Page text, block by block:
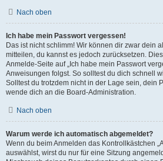
Nach oben
Ich habe mein Passwort vergessen!
Das ist nicht schlimm! Wir können dir zwar dein
mitteilen, du kannst es jedoch zurücksetzen.
Anmelde-Seite auf „Ich habe mein Passwort
Anweisungen folgst. So solltest du dich schnell
Solltest du trotzdem nicht in der Lage sein, dein
wende dich an die Board-Administration.
Nach oben
Warum werde ich automatisch abgemeldet?
Wenn du beim Anmelden das Kontrollkästchen
auswählst, wirst du nur für eine Sitzung